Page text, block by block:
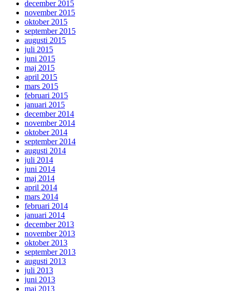
december 2015
november 2015
oktober 2015
september 2015
augusti 2015
juli 2015
juni 2015
maj 2015
april 2015
mars 2015
februari 2015
januari 2015
december 2014
november 2014
oktober 2014
september 2014
augusti 2014
juli 2014
juni 2014
maj 2014
april 2014
mars 2014
februari 2014
januari 2014
december 2013
november 2013
oktober 2013
september 2013
augusti 2013
juli 2013
juni 2013
maj 2013